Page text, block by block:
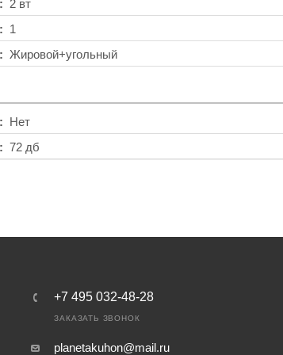
2 вт
1
Жировой+угольный
Нет
72 дб
+7 495 032-48-28
ЗАКАЗАТЬ ЗВОНОК
planetakuhon@mail.ru